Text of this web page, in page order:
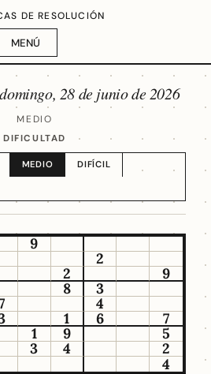
MENÚ
DE RESOLUCIÓN
domingo, 28 de junio de 2026
MEDIO
DIFICULTAD
MEDIO DIFÍCIL
9
2
2
9
8
3
4
1 6
7
1 9
5
3 4
2
4